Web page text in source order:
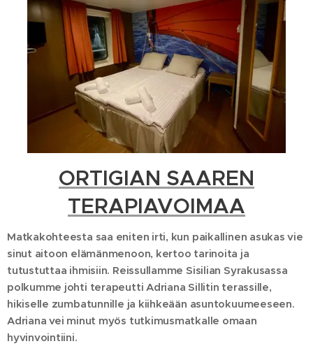
ORTIGIAN SAAREN
TERAPIAVOIMAA
Matkakohteesta saa eniten irti, kun paikallinen asukas vie
sinut aitoon elämänmenoon, kertoo tarinoita ja
tutustuttaa ihmisiin. Reissullamme Sisilian Syrakusassa
polkumme johti terapeutti Adriana Sillitin terassille,
hikiselle zumbatunnille ja kiihkeään asuntokuumeeseen.
Adriana vei minut myös tutkimusmatkalle omaan
hyvinvointiini.